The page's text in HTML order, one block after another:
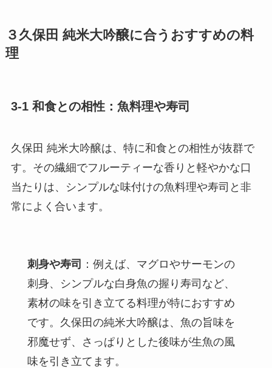
３久保田 純米大吟醸に合うおすすめの料
理
3-1 和食との相性：魚料理や寿司
久保田 純米大吟醸は、特に和食との相性が抜群で
す。その繊細でフルーティーな香りと軽やかな口
当たりは、シンプルな味付けの魚料理や寿司と非
常によく合います。
刺身や寿司 ：例えば、マグロやサーモンの
刺身、シンプルな白身魚の握り寿司など、
素材の味を引き立てる料理が特におすすめ
です。久保田の純米大吟醸は、魚の旨味を
邪魔せず、さっぱりとした後味が生魚の風
味を引き立てます。